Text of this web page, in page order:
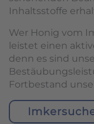
Inhaltsstoffe
Wer Honig vom
leistet einen
denn es sind
Fortbestand